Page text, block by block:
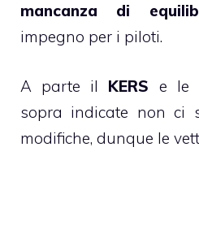
mancanza di
impegno per i piloti.
A parte il KERS e le
sopra indicate non ci
modifiche, dunque le